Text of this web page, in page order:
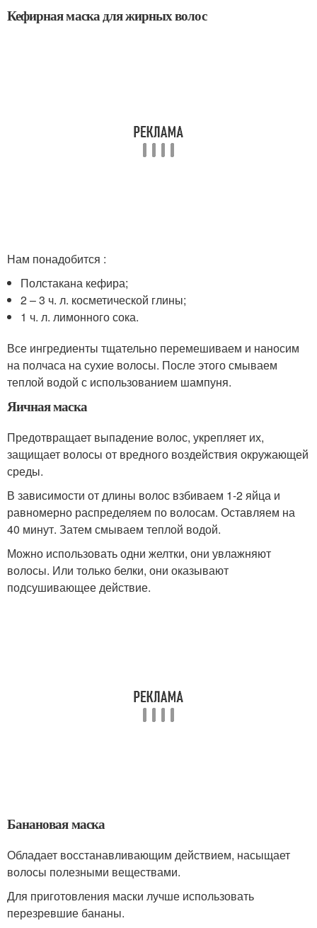
Кефирная маска для жирных волос
Нам понадобится :
Полстакана кефира;
2 – 3 ч. л. косметической глины;
1 ч. л. лимонного сока.
Все ингредиенты тщательно перемешиваем и наносим
на полчаса на сухие волосы. После этого смываем
теплой водой с использованием шампуня.
Яичная маска
Предотвращает выпадение волос, укрепляет их,
защищает волосы от вредного воздействия окружающей
среды.
В зависимости от длины волос взбиваем 1-2 яйца и
равномерно распределяем по волосам. Оставляем на
40 минут. Затем смываем теплой водой.
Можно использовать одни желтки, они увлажняют
волосы. Или только белки, они оказывают
подсушивающее действие.
Банановая маска
Обладает восстанавливающим действием, насыщает
волосы полезными веществами.
Для приготовления маски лучше использовать
перезревшие бананы.